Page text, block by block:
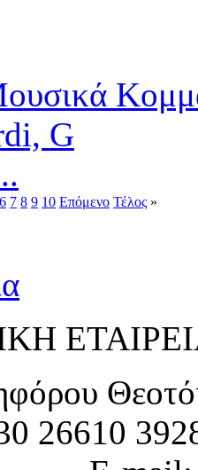
G
6 7 8 9 10 Επόμενο Τέλος »
26610